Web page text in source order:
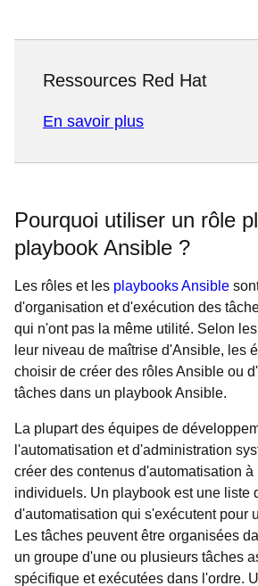
Ressources Red Hat
En savoir plus
Pourquoi utiliser un rôle
playbook Ansible ?
Les rôles et les playbooks Ansible
d'organisation et d'exécution des
qui n'ont pas la même utilité. Selon
leur niveau de maîtrise d'Ansible, les
choisir de créer des rôles Ansible ou
tâches dans un playbook Ansible.
La plupart des équipes de
l'automatisation et d'administration
créer des contenus d'automatisation
individuels. Un playbook est une liste
d'automatisation qui s'exécutent pour
Les tâches peuvent être organisées
un groupe d'une ou plusieurs tâches
spécifique et exécutées dans l'ordre.